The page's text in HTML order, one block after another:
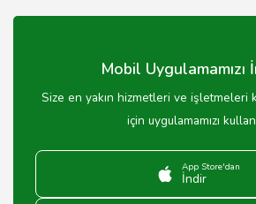
Uzmanımız, ihtiyaçlarınıza uygun
Mobil Uygulamamızı
Size en yakın hizmetleri ve işletmeleri
için uygulamamızı
App Store'dan
İndir